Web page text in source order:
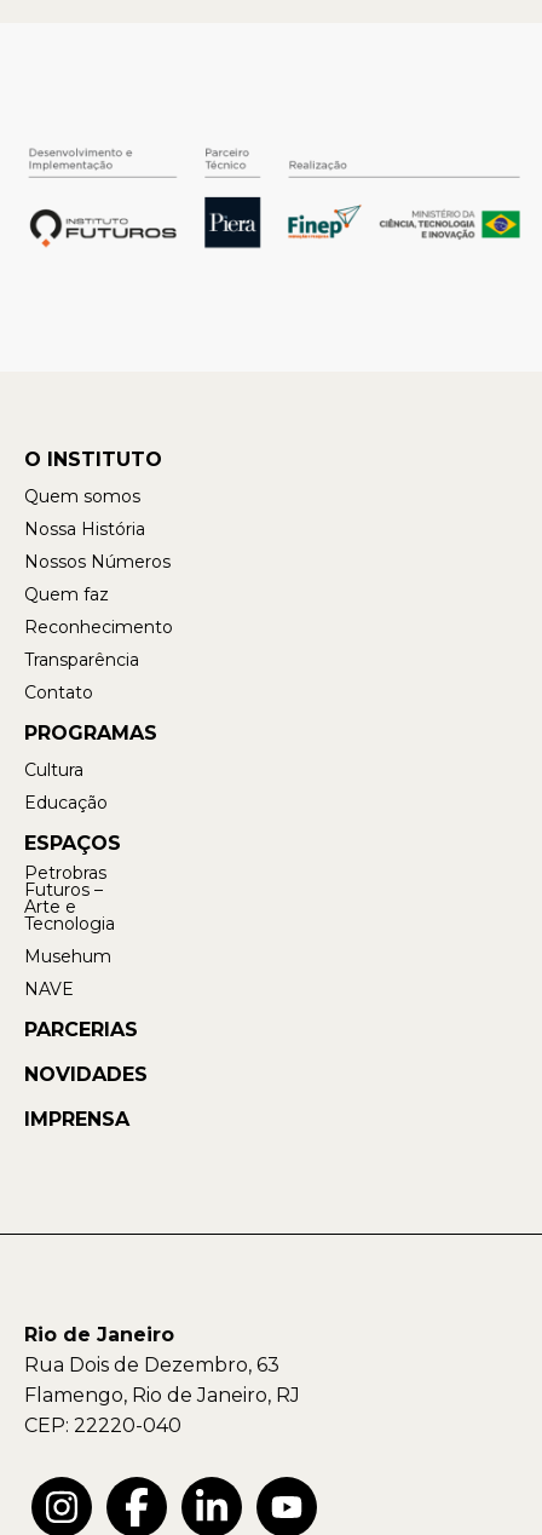
O INSTITUTO
Quem somos
Nossa História
Nossos Números
Quem faz
Reconhecimento
Transparência
Contato
PROGRAMAS
Cultura
Educação
ESPAÇOS
Petrobras
Futuros –
Arte e
Tecnologia
Musehum
NAVE
PARCERIAS
NOVIDADES
IMPRENSA
Rio de Janeiro
Rua Dois de Dezembro, 63
Flamengo, Rio de Janeiro, RJ
CEP: 22220-040